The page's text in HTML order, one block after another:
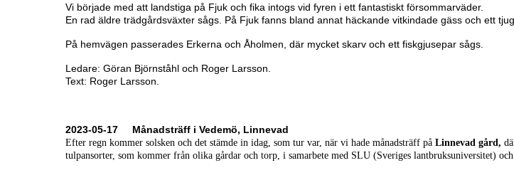
Vi började med att landstiga på Fjuk och fika intogs vid fyren i ett fantastiskt försommarväder.
En rad äldre trädgårdsväxter sågs. På Fjuk fanns bland annat häckande vitkindade gäss och ett
På hemvägen passerades Erkerna och Åholmen, där mycket skarv och ett fiskgjusepar sågs.
Ledare: Göran Björnståhl och Roger Larsson.
Text: Roger Larsson.
2023-05-17 Månadsträff i Vedemö, Linnevad
Efter regn kommer solsken och det stämde in idag, som tur var, när vi hade månadsträff på Linnevad gård,
tulpansorter, som kommer från olika gårdar och torp, i samarbete med SLU (Sveriges lantbruksuniversitet)